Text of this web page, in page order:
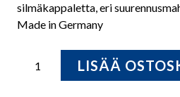
silmäkappaletta, eri
Made in Germany
PEILIKAUKOPUTKI
LISÄÄ